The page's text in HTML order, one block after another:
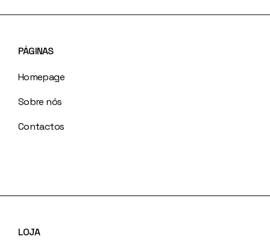
PÁGINAS
Homepage
Sobre nós
Contactos
LOJA